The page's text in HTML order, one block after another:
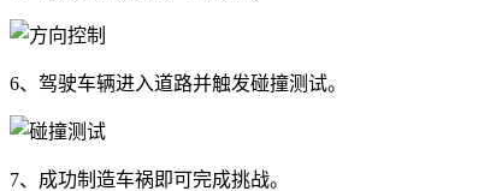
6、驾驶车辆进入道路并触发碰撞测试。
7、成功制造车祸即可完成挑战。